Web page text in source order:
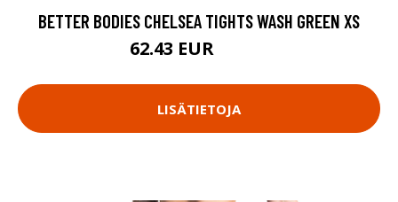
BETTER BODIES CHELSEA TIGHTS WASH GREEN XS
62.43 EUR
LISÄTIETOJA